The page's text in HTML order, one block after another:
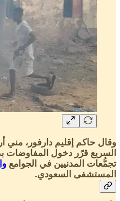
وقال حاكم إقليم دارفور، مني
السريع قرّر دخول المفاوضات
تجمُّعات المدنيين في الجوامع
المستشفى السعودي.